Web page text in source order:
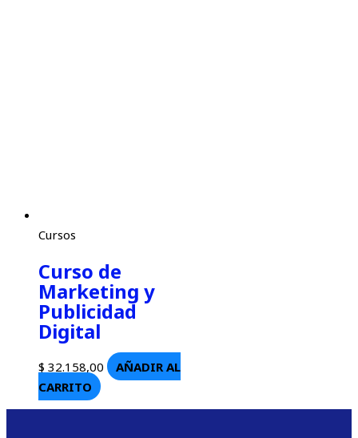
Cursos
Curso de
Marketing y
Publicidad
Digital
$ 32.158,00
AÑADIR AL
CARRITO